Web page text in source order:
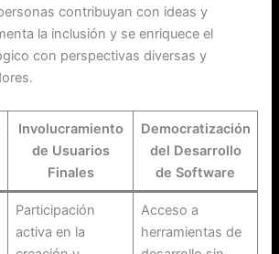
contribuyan con ideas y
la inclusión y se enriquece el
con perspectivas diversas y
Involucramiento
de Usuarios
Finales
Democratización
del Desarrollo
de Software
Participación
activa en la
Acceso a
herramientas de